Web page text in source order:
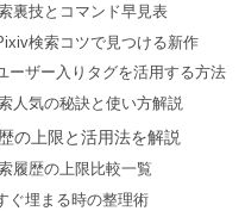
裏技とコマンド早見表
検索コツで見つける新作
ーザー入りタグを活用する方法
人気の秘訣と使い方解説
の上限と活用法を解説
履歴の上限比較一覧
ぐ埋まる時の整理術